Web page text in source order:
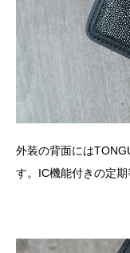
外装の背面には
す。IC機能付きの定期